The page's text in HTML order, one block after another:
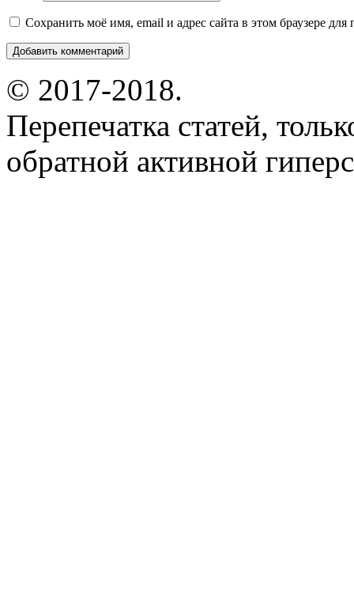
Сохранить моё имя, email и адрес сайта в этом браузере
© 2017-2018.
Перепечатка статей,
обратной активной